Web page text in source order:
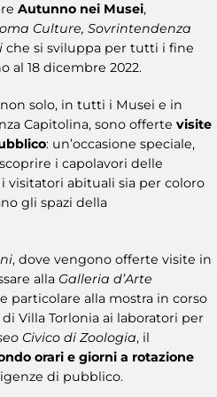
Autunno nei Musei,
Culture, Sovrintendenza
che si sviluppa per tutti i fine
al 18 dicembre 2022.
solo, in tutti i Musei e in
Capitolina, sono offerte visite
: un’occasione speciale,
i capolavori delle
visitatori abituali sia per coloro
gli spazi della
, dove vengono offerte visite in
alla Galleria d’Arte
particolare alla mostra in corso
Villa Torlonia ai laboratori per
Civico di Zoologia, il
orari e giorni a rotazione
di pubblico.